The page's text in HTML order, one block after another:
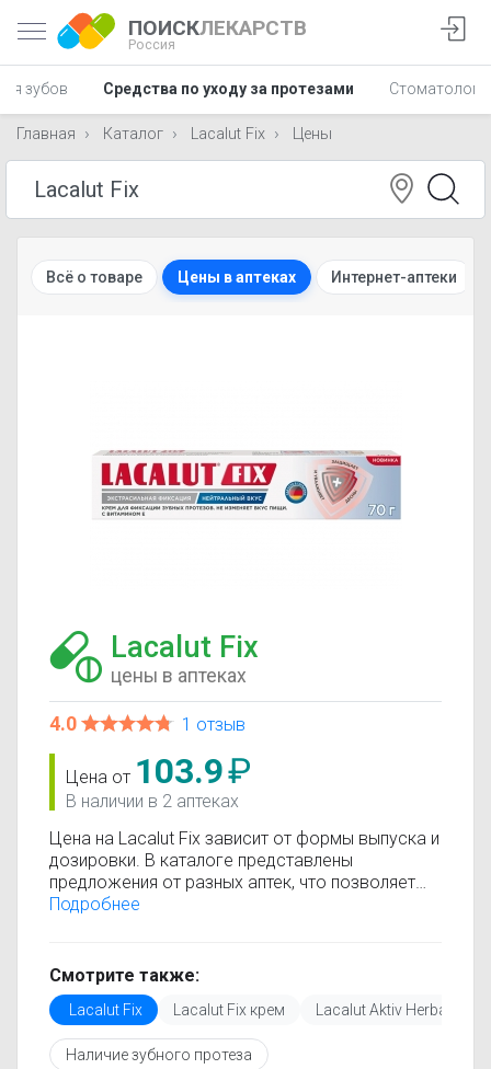
ПОИСКЛЕКАРСТВ
Россия
зубов Средства по уходу за протезами
Главная Каталог Lacalut Fix Цены
Всё о товаре Цены в аптеках Интернет-аптеки
Lacalut Fix
цены в аптеках
4.0 1 отзыв
Цена от 103.9₽
В наличии в 2 аптеках
Цена на Lacalut Fix зависит от формы выпуска и
дозировки. В каталоге представлены
предложения от разных аптек, что позволяет
быстро найти, где купить Lacalut Fix по
только актуальные данные.
Перед покупкой рекомендуется ознакомиться с
инструкцией по применению, показаниями и
противопоказаниями. При необходимости вы
можете подобрать аналоги Lacalut Fix с
Подробнее
Смотрите также:
Lacalut Fix Lacalut Fix крем Lacalut Aktiv Herbal
Наличие зубного протеза